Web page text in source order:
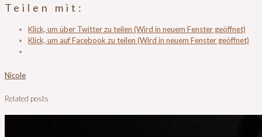
Teilen mit:
Klick, um über Twitter zu teilen (Wird in neuem Fenster geöffnet)
Klick, um auf Facebook zu teilen (Wird in neuem Fenster geöffnet)
Nicole
Related posts